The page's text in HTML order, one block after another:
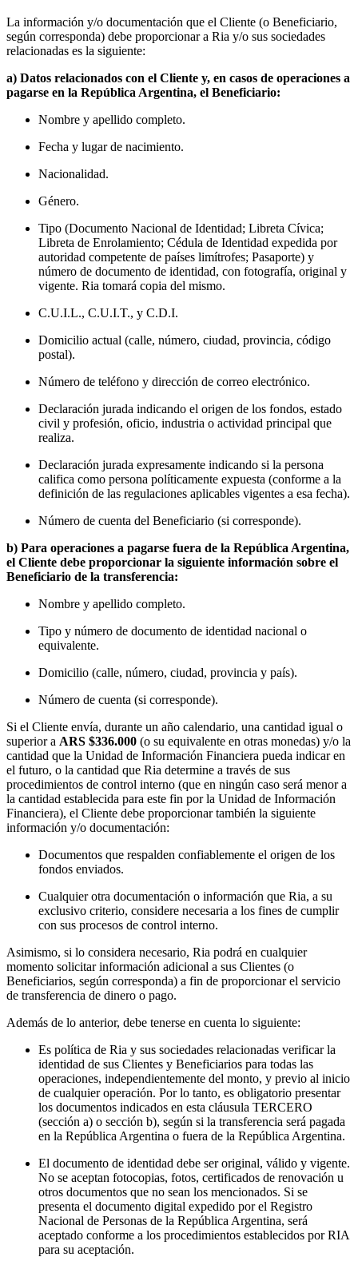
La información y/o documentación que el Cliente (o Beneficiario,
según corresponda) debe proporcionar a Ria y/o sus sociedades
relacionadas es la siguiente:
a) Datos relacionados con el Cliente y, en casos de operaciones a
pagarse en la República Argentina, el Beneficiario:
Nombre y apellido completo.
Fecha y lugar de nacimiento.
Nacionalidad.
Género.
Tipo (Documento Nacional de Identidad; Libreta Cívica;
Libreta de Enrolamiento; Cédula de Identidad expedida por
autoridad competente de países limítrofes; Pasaporte) y
número de documento de identidad, con fotografía, original y
vigente. Ria tomará copia del mismo.
C.U.I.L., C.U.I.T., y C.D.I.
Domicilio actual (calle, número, ciudad, provincia, código
postal).
Número de teléfono y dirección de correo electrónico.
Declaración jurada indicando el origen de los fondos, estado
civil y profesión, oficio, industria o actividad principal que
realiza.
Declaración jurada expresamente indicando si la persona
califica como persona políticamente expuesta (conforme a la
definición de las regulaciones aplicables vigentes a esa fecha).
Número de cuenta del Beneficiario (si corresponde).
b) Para operaciones a pagarse fuera de la República Argentina,
el Cliente debe proporcionar la siguiente información sobre el
Beneficiario de la transferencia:
Nombre y apellido completo.
Tipo y número de documento de identidad nacional o
equivalente.
Domicilio (calle, número, ciudad, provincia y país).
Número de cuenta (si corresponde).
Si el Cliente envía, durante un año calendario, una cantidad igual o
superior a ARS $336.000 (o su equivalente en otras monedas) y/o la
cantidad que la Unidad de Información Financiera pueda indicar en
el futuro, o la cantidad que Ria determine a través de sus
procedimientos de control interno (que en ningún caso será menor a
la cantidad establecida para este fin por la Unidad de Información
Financiera), el Cliente debe proporcionar también la siguiente
información y/o documentación:
Documentos que respalden confiablemente el origen de los
fondos enviados.
Cualquier otra documentación o información que Ria, a su
exclusivo criterio, considere necesaria a los fines de cumplir
con sus procesos de control interno.
Asimismo, si lo considera necesario, Ria podrá en cualquier
momento solicitar información adicional a sus Clientes (o
Beneficiarios, según corresponda) a fin de proporcionar el servicio
de transferencia de dinero o pago.
Además de lo anterior, debe tenerse en cuenta lo siguiente:
Es política de Ria y sus sociedades relacionadas verificar la
identidad de sus Clientes y Beneficiarios para todas las
operaciones, independientemente del monto, y previo al inicio
de cualquier operación. Por lo tanto, es obligatorio presentar
los documentos indicados en esta cláusula TERCERO
(sección a) o sección b), según si la transferencia será pagada
en la República Argentina o fuera de la República Argentina.
El documento de identidad debe ser original, válido y vigente.
No se aceptan fotocopias, fotos, certificados de renovación u
otros documentos que no sean los mencionados. Si se
presenta el documento digital expedido por el Registro
Nacional de Personas de la República Argentina, será
aceptado conforme a los procedimientos establecidos por RIA
para su aceptación.